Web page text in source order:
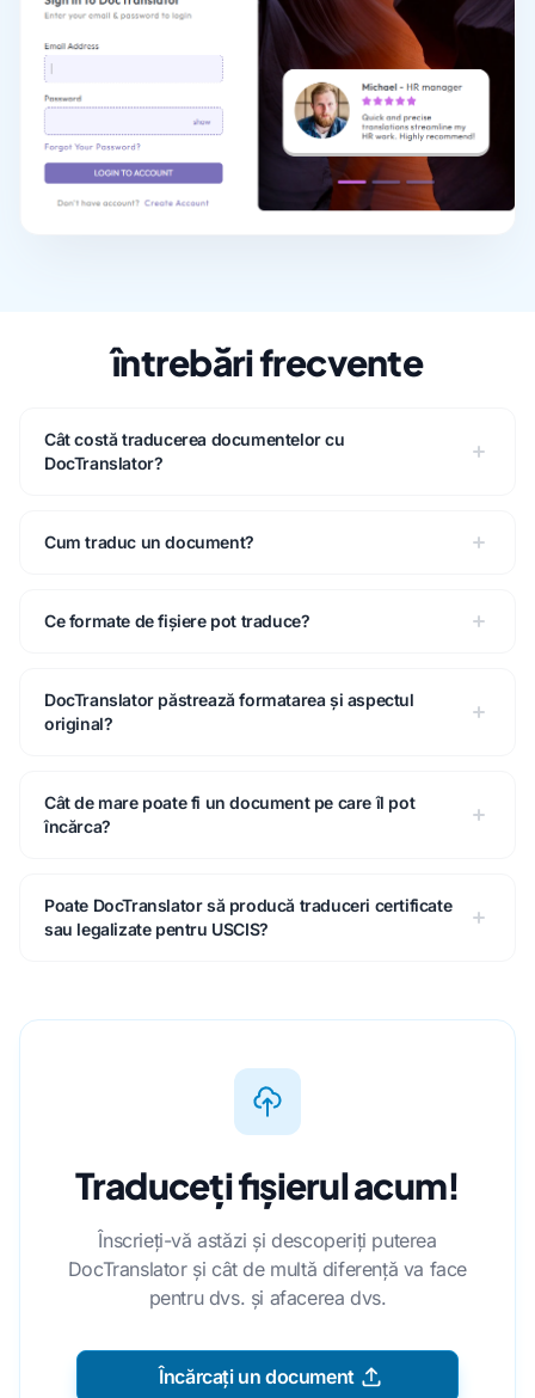
întrebări frecvente
Cât costă traducerea documentelor cu
DocTranslator?
Cum traduc un document?
Ce formate de fișiere pot traduce?
DocTranslator păstrează formatarea și aspectul
original?
Cât de mare poate fi un document pe care îl pot
încărca?
Poate DocTranslator să producă traduceri certificate
sau legalizate pentru USCIS?
Traduceți fișierul acum!
Înscrieți-vă astăzi și descoperiți puterea
DocTranslator și cât de multă diferență va face
pentru dvs. și afacerea dvs.
Încărcați un document